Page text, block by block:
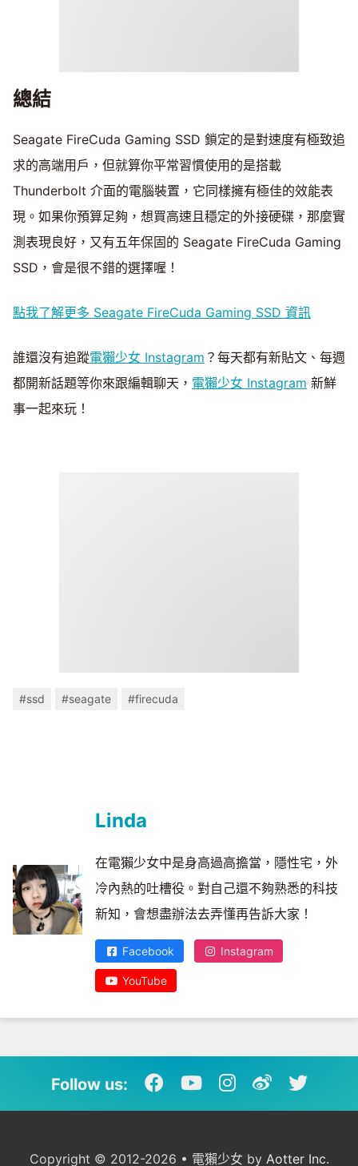
總結
Seagate FireCuda Gaming SSD 鎖定的是對速度有極致追
求的高端用戶，但就算你平常習慣使用的是搭載
Thunderbolt 介面的電腦裝置，它同樣擁有極佳的效能表
現。如果你預算足夠，想買高速且穩定的外接硬碟，那麼實
測表現良好，又有五年保固的 Seagate FireCuda Gaming
SSD，會是很不錯的選擇喔！
點我了解更多 Seagate FireCuda Gaming SSD 資訊
誰還沒有追蹤電獺少女 Instagram ？每天都有新貼文、每週
都開新話題等你來跟編輯聊天， 電獺少女 Instagram 新鮮
事一起來玩！
#ssd #seagate #firecuda
Linda
在電獺少女中是身高過高擔當，隱性宅，外
冷內熱的吐槽役。對自己還不夠熟悉的科技
新知，會想盡辦法去弄懂再告訴大家！
Facebook Instagram
YouTube
Follow us:
Copyright © 2012-2026 • 電獺少女 by Aotter Inc.